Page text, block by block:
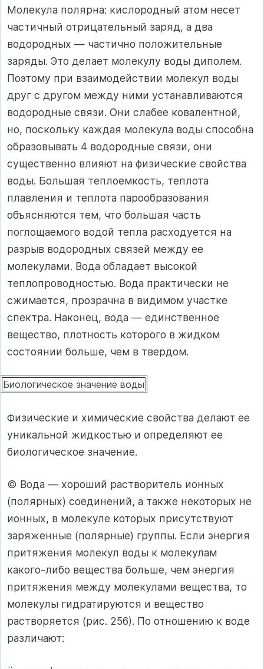
Молекула полярна: кислородный атом несет
частичный отрицательный заряд, а два
водородных — частично положительные
заряды. Это делает молекулу воды диполем.
Поэтому при взаимодействии молекул воды
друг с другом между ними устанавливаются
водородные связи. Они слабее ковалентной,
но, поскольку каждая молекула воды способна
образовывать 4 водородные связи, они
существенно влияют на физические свойства
воды. Большая теплоемкость, теплота
плавления и теплота парообразования
объясняются тем, что большая часть
поглощаемого водой тепла расходуется на
разрыв водородных связей между ее
молекулами. Вода обладает высокой
теплопроводностью. Вода практически не
сжимается, прозрачна в видимом участке
спектра. Наконец, вода — единственное
вещество, плотность которого в жидком
состоянии больше, чем в твердом.
Биологическое значение воды
Физические и химические свойства делают ее
уникальной жидкостью и определяют ее
биологическое значение.
© Вода — хороший растворитель ионных
(полярных) соединений, а также некоторых не
ионных, в молекуле которых присутствуют
заряженные (полярные) группы. Если энергия
притяжения молекул воды к молекулам
какого-либо вещества больше, чем энергия
притяжения между молекулами вещества, то
молекулы гидратируются и вещество
растворяется (рис. 256). По отношению к воде
различают: